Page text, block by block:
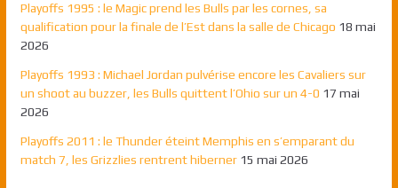
Playoffs 1995 : le Magic prend les Bulls par les cornes, sa
qualification pour la finale de l’Est dans la salle de Chicago 18 mai
2026
Playoffs 1993 : Michael Jordan pulvérise encore les Cavaliers sur
un shoot au buzzer, les Bulls quittent l’Ohio sur un 4-0 17 mai
2026
Playoffs 2011 : le Thunder éteint Memphis en s’emparant du
match 7, les Grizzlies rentrent hiberner 15 mai 2026